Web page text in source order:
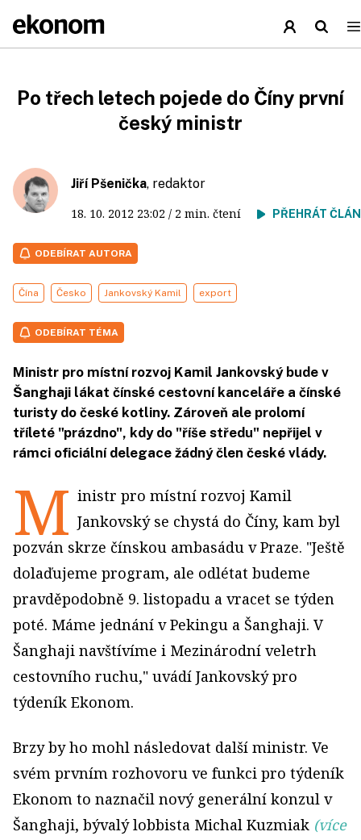
Po třech letech pojede do Číny první
český ministr
Jiří Pšenička, redaktor
18. 10. 2012 23:02 / 2 min. čtení PŘEHRÁT
ODEBÍRAT AUTORA
Čína Česko Jankovský Kamil export
ODEBÍRAT TÉMA
Ministr pro místní rozvoj Kamil Jankovský bude v
Šanghaji lákat čínské cestovní kanceláře a čínské
turisty do české kotliny. Zároveň ale prolomí
tříleté "prázdno", kdy do "říše středu" nepřijel v
rámci oficiální delegace žádný člen české vlády.
M inistr pro místní rozvoj Kamil
Jankovský se chystá do Číny, kam byl
pozván skrze čínskou ambasádu v Praze. "Ještě
dolaďujeme program, ale odlétat budeme
pravděpodobně 9. listopadu a vracet se týden
poté. Máme jednání v Pekingu a Šanghaji. V
Šanghaji navštívíme i Mezinárodní veletrh
cestovního ruchu," uvádí Jankovský pro
týdeník Ekonom.
Brzy by ho mohl následovat další ministr. Ve
svém prvním rozhovoru ve funkci pro týdeník
Ekonom to naznačil nový generální konzul v
Šanghaji, bývalý lobbista Michal Kuzmiak (více